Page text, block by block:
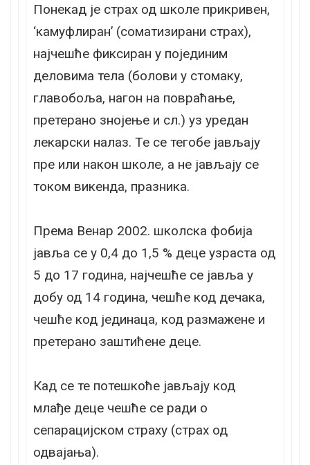
Понекад је страх од школе прикривен,
‘камуфлиран’ (соматизирани страх),
најчешће фиксиран у појединим
деловима тела (болови у стомаку,
главобоља, нагон на повраћање,
претерано знојење и сл.) уз уредан
лекарски налаз. Те се тегобе јављају
пре или након школе, а не јављају се
током викенда, празника.
Према Венар 2002. школска фобија
јавља се у 0,4 до 1,5 % деце узраста од
5 до 17 година, најчешће се јавља у
добу од 14 година, чешће код дечака,
чешће код јединаца, код размажене и
претерано заштићене деце.
Кад се те потешкоће јављају код
млађе деце чешће се ради о
сепарацијском страху (страх од
одвајања).